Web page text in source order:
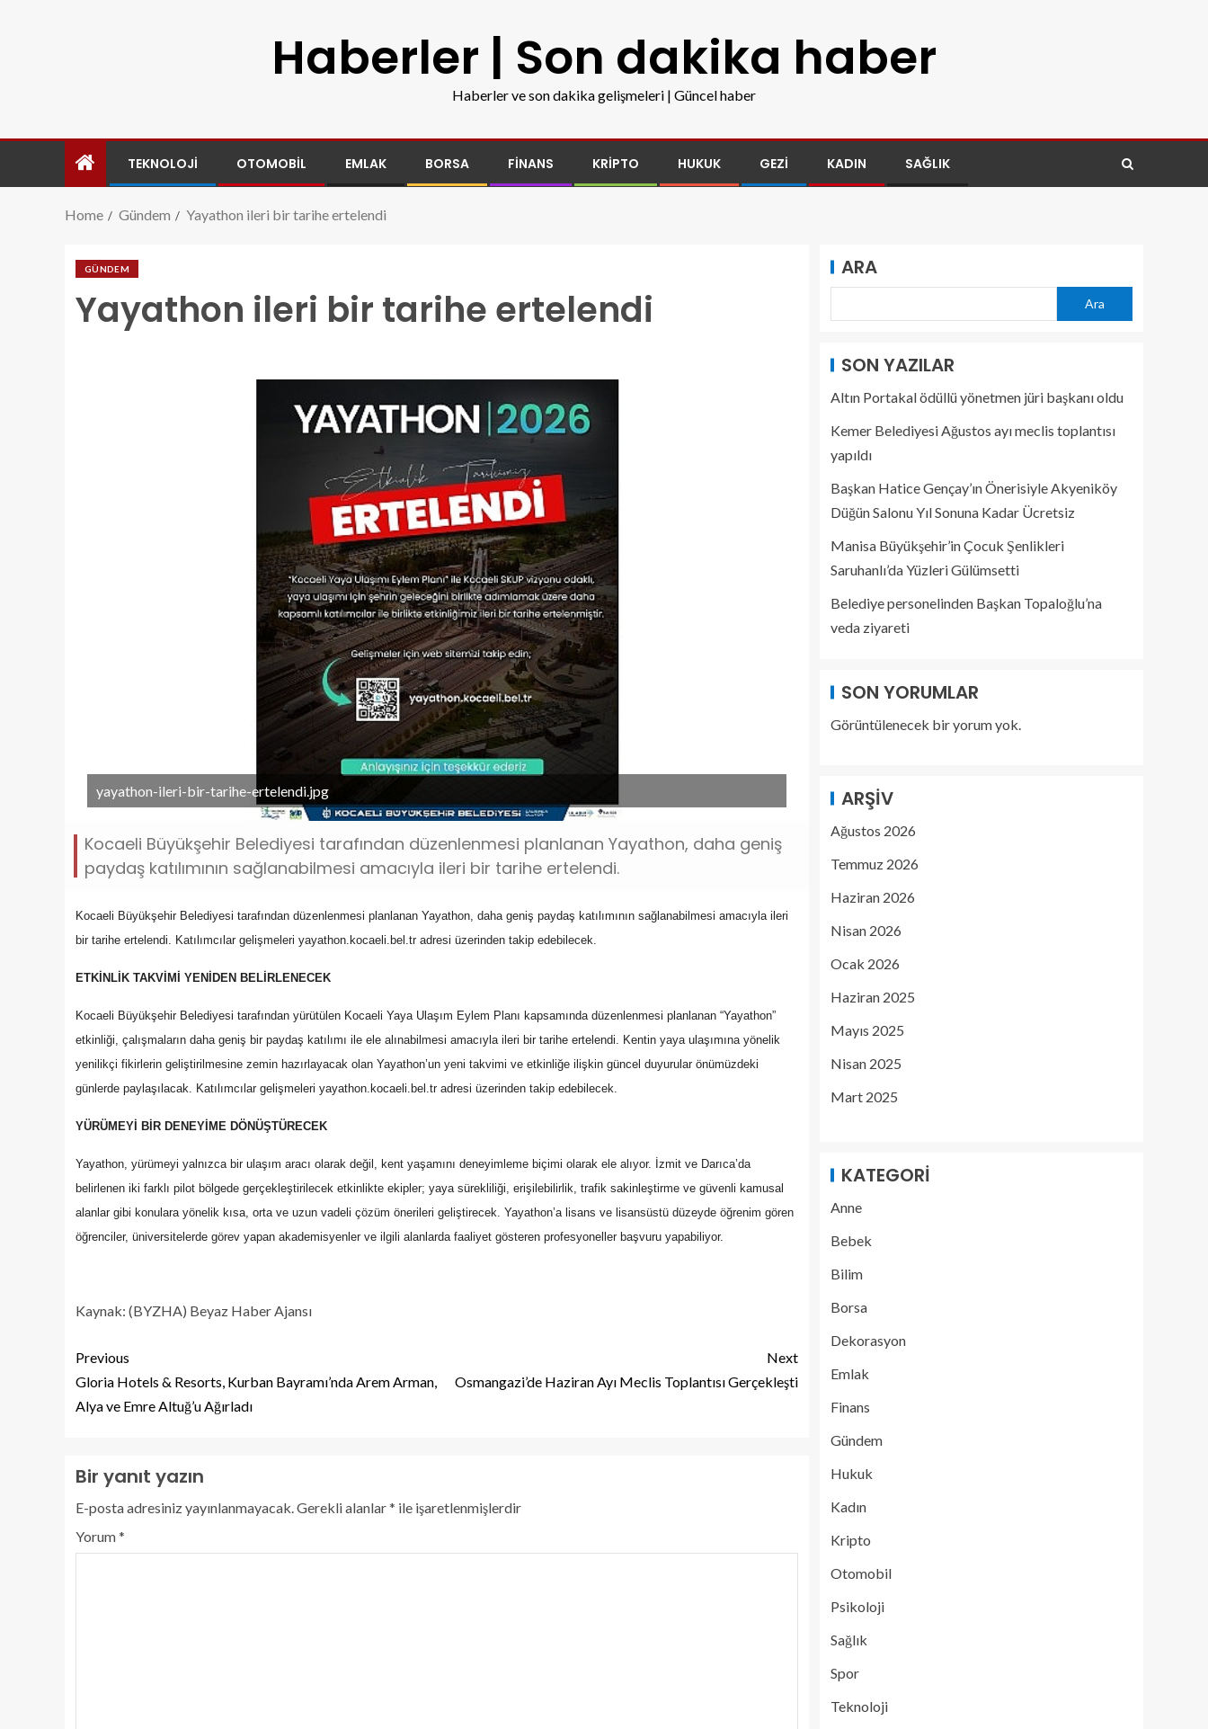
Haberler | Son dakika haber
Haberler ve son dakika gelişmeleri | Güncel haber
TEKNOLOJI OTOMOBIL EMLAK BORSA FINANS KRIPTO HUKUK GEZI KADIN SAĞLIK
Home Gündem Yayathon ileri bir tarihe ertelendi
GÜNDEM
Yayathon ileri bir tarihe ertelendi
yayathon-ileri-bir-tarihe-ertelendi.jpg
Kocaeli Büyükşehir Belediyesi tarafından düzenlenmesi planlanan Yayathon, daha geniş
paydaş katılımının sağlanabilmesi amacıyla ileri bir tarihe ertelendi.
Kocaeli Büyükşehir Belediyesi tarafından düzenlenmesi planlanan Yayathon, daha geniş paydaş katılımının sağlanabilmesi amacıyla ileri
bir tarihe ertelendi. Katılımcılar gelişmeleri yayathon.kocaeli.bel.tr adresi üzerinden takip edebilecek.
ETKİNLİK TAKVİMİ YENİDEN BELİRLENECEK
Kocaeli Büyükşehir Belediyesi tarafından yürütülen Kocaeli Yaya Ulaşım Eylem Planı kapsamında düzenlenmesi planlanan “Yayathon”
etkinliği, çalışmaların daha geniş bir paydaş katılımı ile ele alınabilmesi amacıyla ileri bir tarihe ertelendi. Kentin yaya ulaşımına yönelik
yenilikçi fikirlerin geliştirilmesine zemin hazırlayacak olan Yayathon’un yeni takvimi ve etkinliğe ilişkin güncel duyurular önümüzdeki
günlerde paylaşılacak. Katılımcılar gelişmeleri yayathon.kocaeli.bel.tr adresi üzerinden takip edebilecek.
YÜRÜMEYİ BİR DENEYİME DÖNÜŞTÜRECEK
Yayathon, yürümeyi yalnızca bir ulaşım aracı olarak değil, kent yaşamını deneyimleme biçimi olarak ele alıyor. İzmit ve Darıca’da
belirlenen iki farklı pilot bölgede gerçekleştirilecek etkinlikte ekipler; yaya sürekliliği, erişilebilirlik, trafik sakinleştirme ve güvenli kamusal
alanlar gibi konulara yönelik kısa, orta ve uzun vadeli çözüm önerileri geliştirecek. Yayathon’a lisans ve lisansüstü düzeyde öğrenim gören
öğrenciler, üniversitelerde görev yapan akademisyenler ve ilgili alanlarda faaliyet gösteren profesyoneller başvuru yapabiliyor.
Kaynak: (BYZHA) Beyaz Haber Ajansı
Previous
Gloria Hotels & Resorts, Kurban Bayramı’nda Arem Arman,
Alya ve Emre Altuğ’u Ağırladı
Next
Osmangazi’de Haziran Ayı Meclis Toplantısı Gerçekleşti
Bir yanıt yazın
E-posta adresiniz yayınlanmayacak.Gerekli alanlar* ile işaretlenmişlerdir
Yorum*
ARA
Ara
SON YAZILAR
Altın Portakal ödüllü yönetmen jüri başkanı oldu
Kemer Belediyesi Ağustos ayı meclis toplantısı
yapıldı
Başkan Hatice Gençay’ın Önerisiyle Akyeniköy
Düğün Salonu Yıl Sonuna Kadar Ücretsiz
Manisa Büyükşehir’in Çocuk Şenlikleri
Saruhanlı’da Yüzleri Gülümsetti
Belediye personelinden Başkan Topaloğlu’na
veda ziyareti
SON YORUMLAR
Görüntülenecek bir yorum yok.
ARŞIV
Ağustos 2026
Temmuz 2026
Haziran 2026
Nisan 2026
Ocak 2026
Haziran 2025
Mayıs 2025
Nisan 2025
Mart 2025
KATEGORI
Anne
Bebek
Bilim
Borsa
Dekorasyon
Emlak
Finans
Gündem
Hukuk
Kadın
Kripto
Otomobil
Psikoloji
Sağlık
Spor
Teknoloji